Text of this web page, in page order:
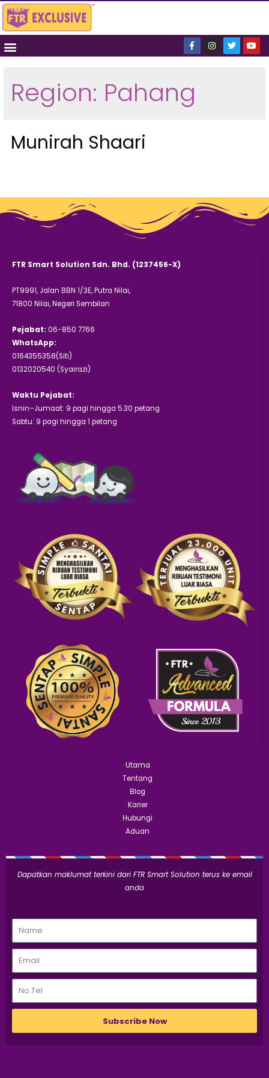
Region: Pahang
Munirah Shaari
FTR Smart Solution Sdn. Bhd. (1237456-X)
PT9991, Jalan BBN 1/3E, Putra Nilai,
71800 Nilai, Negeri Sembilan
Pejabat: 06-850 7766
WhatsApp:
0164355358(Siti)
0132020540 (Syairazi)
Waktu Pejabat:
Isnin–Jumaat: 9 pagi hingga 5.30 petang
Sabtu: 9 pagi hingga 1 petang
Utama
Tentang
Blog
Karier
Hubungi
Aduan
Dapatkan maklumat terkini dari FTR Smart Solution terus ke email
anda
Subscribe Now